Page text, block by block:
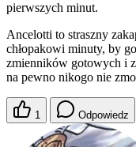
pierwszych minut.
Ancelotti to straszny
chłopakowi minuty, by
zmienników gotowych i
na pewno nikogo nie
1 Odpowiedz